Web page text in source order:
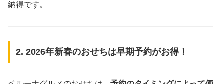
納得です。
2. 2026年新春のおせちは早期予約がお得！